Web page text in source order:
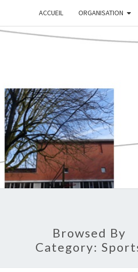
ACCUEIL ORGANISATION
Browsed By
Category: